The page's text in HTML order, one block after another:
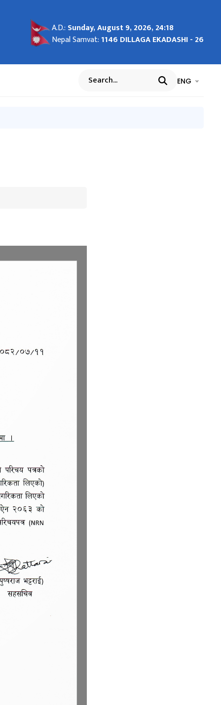
A.D.: Sunday, August 9, 2026, 24:18
Nepal Samvat:1146 DILLAGA EKADASHI - 26
Search भाषा चयन
ENG